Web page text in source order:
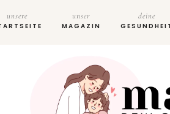
unsere unser
MAGAZIN
deine